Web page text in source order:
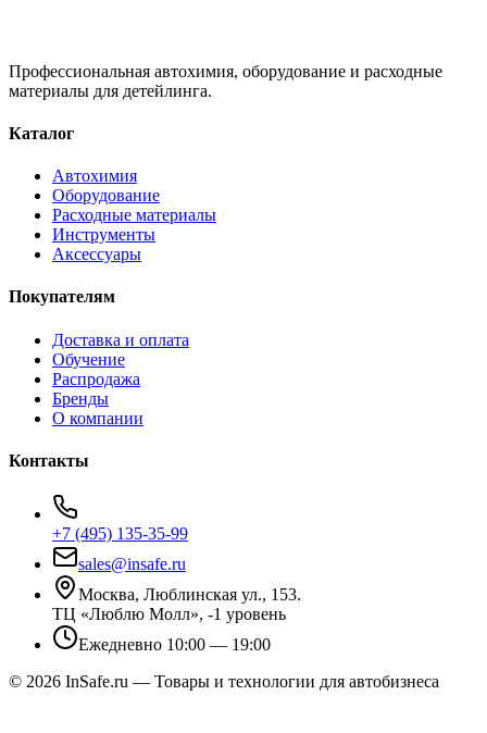
Профессиональная автохимия, оборудование и расходные
материалы для детейлинга.
Каталог
Автохимия
Оборудование
Расходные материалы
Инструменты
Аксессуары
Покупателям
Доставка и оплата
Обучение
Распродажа
Бренды
О компании
Контакты
+7 (495) 135-35-99
sales@insafe.ru
Москва, Люблинская ул., 153.
ТЦ «Люблю Молл», -1 уровень
Ежедневно 10:00 — 19:00
© 2026 InSafe.ru — Товары и технологии для автобизнеса